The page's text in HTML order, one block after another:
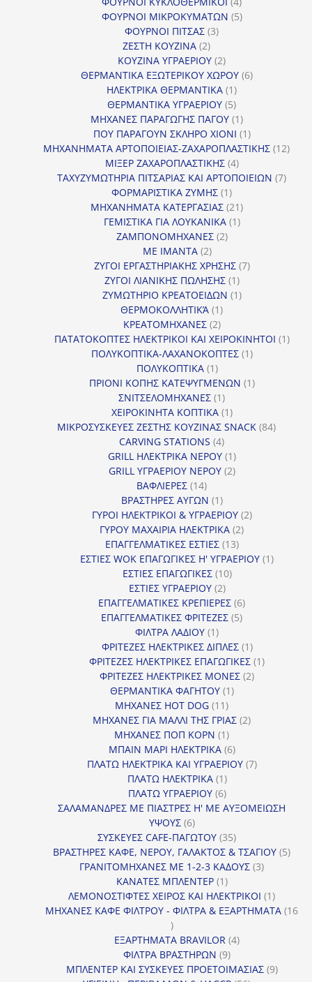
προϊόντα
ΦΟΥΡΝΟΙ ΜΙΚΡΟΚΥΜΑΤΩΝ 55
ΦΟΥΡΝΟΙ ΠΙΤΣΑΣ 33
ΖΕΣΤΗ ΚΟΥΖΙΝΑ 22
προϊόντα
ΚΟΥΖΙΝΑ ΥΓΡΑΕΡΙΟΥ 22
προϊόντα
ΘΕΡΜΑΝΤΙΚΑ ΕΞΩΤΕΡΙΚΟΥ ΧΩΡΟΥ 66
ΗΛΕΚΤΡΙΚΑ ΘΕΡΜΑΝΤΙΚΑ 11
προϊόν
ΘΕΡΜΑΝΤΙΚΑ ΥΓΡΑΕΡΙΟΥ 55
προϊόντα
ΜΗΧΑΝΕΣ ΠΑΡΑΓΩΓΗΣ ΠΑΓΟΥ 11
προϊόν
ΠΟΥ ΠΑΡΑΓΟΥΝ ΣΚΛΗΡΟ ΧΙΟΝΙ 11
προϊόν
ΜΗΧΑΝΗΜΑΤΑ ΑΡΤΟΠΟΙΕΙΑΣ-ΖΑΧΑΡΟΠΛΑΣΤΙΚΗΣ 1212
ΜΙΞΕΡ ΖΑΧΑΡΟΠΛΑΣΤΙΚΗΣ 44
προϊόντα
ΤΑΧΥΖΥΜΩΤΗΡΙΑ ΠΙΤΣΑΡΙΑΣ ΚΑΙ ΑΡΤΟΠΟΙΕΙΩΝ 77
ΦΟΡΜΑΡΙΣΤΙΚΑ ΖΥΜΗΣ 11
προϊόν
ΜΗΧΑΝΗΜΑΤΑ ΚΑΤΕΡΓΑΣΙΑΣ 2121
προϊόντα
ΓΕΜΙΣΤΙΚΑ ΓΙΑ ΛΟΥΚΑΝΙΚΑ 11
ΖΑΜΠΟΝΟΜΗΧΑΝΕΣ 22
ΜΕ ΙΜΑΝΤΑ 22
προϊόντα
ΖΥΓΟΙ ΕΡΓΑΣΤΗΡΙΑΚΗΣ ΧΡΗΣΗΣ 77
ΖΥΓΟΙ ΛΙΑΝΙΚΗΣ ΠΩΛΗΣΗΣ 11
προϊόν
ΖΥΜΩΤΗΡΙΟ ΚΡΕΑΤΟΕΙΔΩΝ 11
ΘΕΡΜΟΚΟΛΛΗΤΙΚΆ 11
προϊόν
ΚΡΕΑΤΟΜΗΧΑΝΕΣ 22
προϊόντα
ΠΑΤΑΤΟΚΟΠΤΕΣ ΗΛΕΚΤΡΙΚΟΙ ΚΑΙ ΧΕΙΡΟΚΙΝΗΤΟΙ 11
ΠΟΛΥΚΟΠΤΙΚΑ-ΛΑΧΑΝΟΚΟΠΤΕΣ 11
ΠΟΛΥΚΟΠΤΙΚΑ 11
προϊόν
ΠΡΙΟΝΙ ΚΟΠΗΣ ΚΑΤΕΨΥΓΜΕΝΩΝ 11
ΣΝΙΤΣΕΛΟΜΗΧΑΝΕΣ 11
προϊόν
ΧΕΙΡΟΚΙΝΗΤΑ ΚΟΠΤΙΚΑ 11
προϊόν
ΜΙΚΡΟΣΥΣΚΕΥΕΣ ΖΕΣΤΗΣ ΚΟΥΖΙΝΑΣ SNACK 8484
CARVING STATIONS 44
προϊόντα
GRILL ΗΛΕΚΤΡΙΚΑ ΝΕΡΟΥ 11
προϊόν
GRILL ΥΓΡΑΕΡΙΟΥ ΝΕΡΟΥ 22
ΒΑΦΛΙΕΡΕΣ 1414
προϊόντα
ΒΡΑΣΤΗΡΕΣ ΑΥΓΩΝ 11
προϊόν
ΓΥΡΟΙ ΗΛΕΚΤΡΙΚΟΙ & ΥΓΡΑΕΡΙΟΥ 22
ΓΥΡΟΥ ΜΑΧΑΙΡΙΑ ΗΛΕΚΤΡΙΚΑ 22
ΕΠΑΓΓΕΛΜΑΤΙΚΕΣ ΕΣΤΙΕΣ 1313
προϊόντα
ΕΣΤΙΕΣ WOK ΕΠΑΓΩΓΙΚΕΣ Η' ΥΓΡΑΕΡΙΟΥ 11
ΕΣΤΙΕΣ ΕΠΑΓΩΓΙΚΕΣ 1010
ΕΣΤΙΕΣ ΥΓΡΑΕΡΙΟΥ 22
προϊόντα
ΕΠΑΓΓΕΛΜΑΤΙΚΕΣ ΚΡΕΠΙΕΡΕΣ 66
προϊόντα
ΕΠΑΓΓΕΛΜΑΤΙΚΕΣ ΦΡΙΤΕΖΕΣ 55
ΦΙΛΤΡΑ ΛΑΔΙΟΥ 11
προϊόν
ΦΡΙΤΕΖΕΣ ΗΛΕΚΤΡΙΚΕΣ ΔΙΠΛΕΣ 11
προϊόν
ΦΡΙΤΕΖΕΣ ΗΛΕΚΤΡΙΚΕΣ ΕΠΑΓΩΓΙΚΕΣ 11
ΦΡΙΤΕΖΕΣ ΗΛΕΚΤΡΙΚΕΣ ΜΟΝΕΣ 22
ΘΕΡΜΑΝΤΙΚΑ ΦΑΓΗΤΟΥ 11
ΜΗΧΑΝΕΣ HOT DOG 1111
προϊόντα
ΜΗΧΑΝΕΣ ΓΙΑ ΜΑΛΛΙ ΤΗΣ ΓΡΙΑΣ 22
ΜΗΧΑΝΕΣ ΠΟΠ ΚΟΡΝ 11
προϊόν
ΜΠΑΙΝ ΜΑΡΙ ΗΛΕΚΤΡΙΚΑ 66
προϊόντα
ΠΛΑΤΩ ΗΛΕΚΤΡΙΚΑ ΚΑΙ ΥΓΡΑΕΡΙΟΥ 77
ΠΛΑΤΩ ΗΛΕΚΤΡΙΚΑ 11
προϊόν
ΠΛΑΤΩ ΥΓΡΑΕΡΙΟΥ 66
προϊόντα
ΣΑΛΑΜΑΝΔΡΕΣ ΜΕ ΠΙΑΣΤΡΕΣ Η' ΜΕ ΑΥΞΟΜΕΙΩΣΗ
ΥΨΟΥΣ 66
προϊόντα
ΣΥΣΚΕΥΕΣ CAFE-ΠΑΓΩΤΟΥ 3535
προϊόντα
ΒΡΑΣΤΗΡΕΣ ΚΑΦΕ, ΝΕΡΟΥ, ΓΑΛΑΚΤΟΣ & ΤΣΑΓΙΟΥ 55
ΓΡΑΝΙΤΟΜΗΧΑΝΕΣ ΜΕ 1-2-3 ΚΑΔΟΥΣ 33
ΚΑΝΑΤΕΣ ΜΠΛΕΝΤΕΡ 11
προϊόν
ΛΕΜΟΝΟΣΤΙΦΤΕΣ ΧΕΙΡΟΣ ΚΑΙ ΗΛΕΚΤΡΙΚΟΙ 11
προϊόν
ΜΗΧΑΝΕΣ ΚΑΦΕ ΦΙΛΤΡΟΥ - ΦΙΛΤΡΑ & ΕΞΑΡΤΗΜΑΤΑ 16
16
προϊόντα
ΕΞΑΡΤΗΜΑΤΑ BRAVILOR 44
ΦΙΛΤΡΑ ΒΡΑΣΤΗΡΩΝ 99
προϊόντα
ΜΠΛΕΝΤΕΡ ΚΑΙ ΣΥΣΚΕΥΕΣ ΠΡΟΕΤΟΙΜΑΣΙΑΣ 99